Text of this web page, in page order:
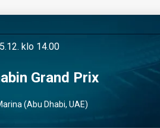
klo 14.00
Grand Prix
(Abu Dhabi, UAE)